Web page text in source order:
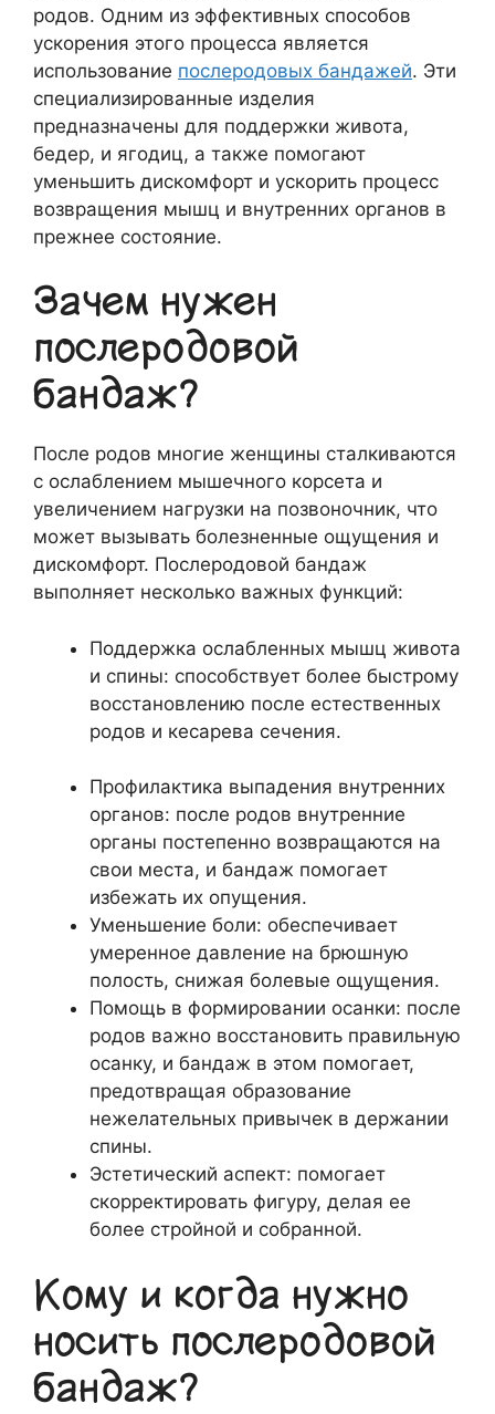
родов. Одним из эффективных способов
ускорения этого процесса является
использование послеродовых бандажей. Эти
специализированные изделия
предназначены для поддержки живота,
бедер, и ягодиц, а также помогают
уменьшить дискомфорт и ускорить процесс
возвращения мышц и внутренних органов в
прежнее состояние.
Зачем нужен
послеродовой
бандаж?
После родов многие женщины сталкиваются
с ослаблением мышечного корсета и
увеличением нагрузки на позвоночник, что
может вызывать болезненные ощущения и
дискомфорт. Послеродовой бандаж
выполняет несколько важных функций:
Поддержка ослабленных мышц живота
и спины: способствует более быстрому
восстановлению после естественных
родов и кесарева сечения.
Профилактика выпадения внутренних
органов: после родов внутренние
органы постепенно возвращаются на
свои места, и бандаж помогает
избежать их опущения.
Уменьшение боли: обеспечивает
умеренное давление на брюшную
полость, снижая болевые ощущения.
Помощь в формировании осанки: после
родов важно восстановить правильную
осанку, и бандаж в этом помогает,
предотвращая образование
нежелательных привычек в держании
спины.
Эстетический аспект: помогает
скорректировать фигуру, делая ее
более стройной и собранной.
Кому и когда нужно
носить послеродовой
бандаж?